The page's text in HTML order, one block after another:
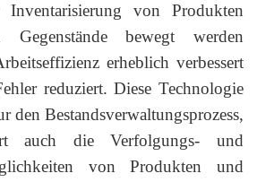
Inventarisierung von Produkten
Gegenstände bewegt werden
erheblich verbessert
reduziert. Diese Technologie
den Bestandsverwaltungsprozess,
auch die Verfolgungs- und
von Produkten und